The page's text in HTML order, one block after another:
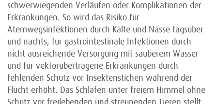
schwerwiegenden Verläufen oder Komplikationen der
Erkrankungen. So wird das Risiko für
Atemwegsinfektionen durch Kälte und Nässe tagsüber
und nachts, für gastrointestinale Infektionen durch
nicht ausreichende Versorgung mit sauberem Wasser
und für vektorübertragene Erkrankungen durch
fehlenden Schutz vor Insekten­stichen während der
Flucht erhöht. Das Schlafen unter freiem Himmel ohne